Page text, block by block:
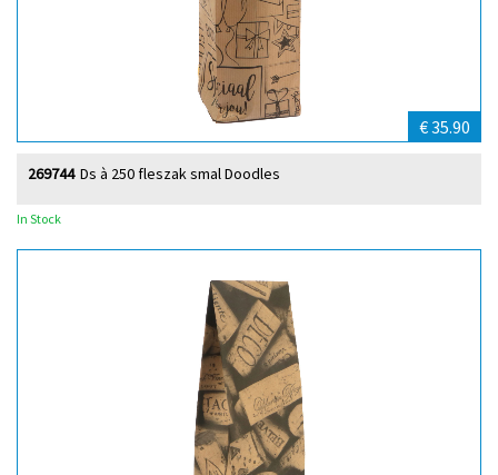
€ 35.90
Ds à 250 fleszak smal Doodles
269744
In Stock